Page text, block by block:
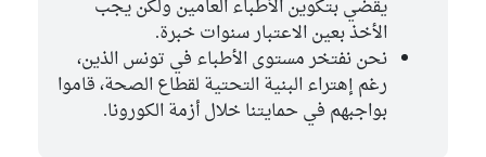
يقضي بتكوين الأطباء العامين ولكن يجب
الأخذ بعين الاعتبار سنوات خبرة.
نحن نفتخر مستوى الأطباء في تونس الذين،
رغم إهتراء البنية التحتية لقطاع الصحة، قاموا
بواجبهم في حمايتنا خلال أزمة الكورونا.